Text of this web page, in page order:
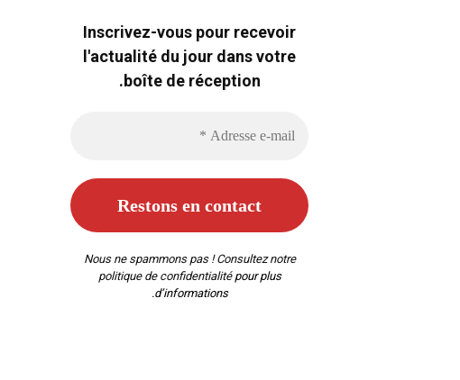
Inscrivez-vous pour recevoir
l'actualité du jour dans votre
boîte de réception.
Nous ne spammons pas ! Consultez notre
politique de confidentialitépour plus
d’informations.